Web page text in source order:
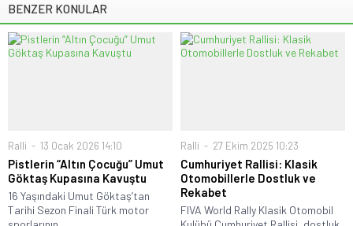
BENZER KONULAR
Ralli 13 Ocak 2026 14:10
Pistlerin “Altın Çocuğu” Umut
Göktaş Kupasına Kavuştu
16 Yaşındaki Umut Göktaş’tan
Tarihi Sezon Finali Türk motor
Ralli 27 Ekim 2025 10:23
Cumhuriyet Rallisi: Klasik
Otomobillerle Dostluk ve
Rekabet
FIVA World Rally Klasik Otomobil